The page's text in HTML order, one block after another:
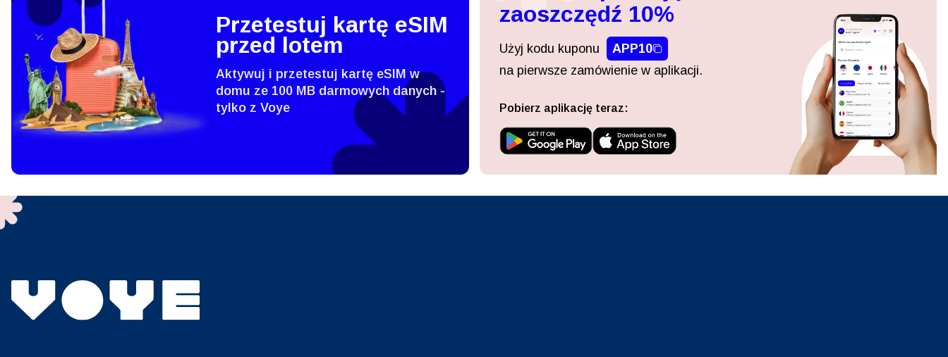
Przetestuj kartę eSIM
przed lotem
Aktywuj i przetestuj kartę eSIM w
domu ze 100 MB darmowych danych -
tylko z Voye
zaoszczędź 10%
Użyj kodu kuponu
APP10
na pierwsze zamówienie w aplikacji.
Pobierz aplikację teraz:
English Español
Deutsch Français
日本語
SGD - Dolar Singapurski TWD - Nowy Dolar Tajwański
JPY - Jen
PHP - Peso Filipińskie